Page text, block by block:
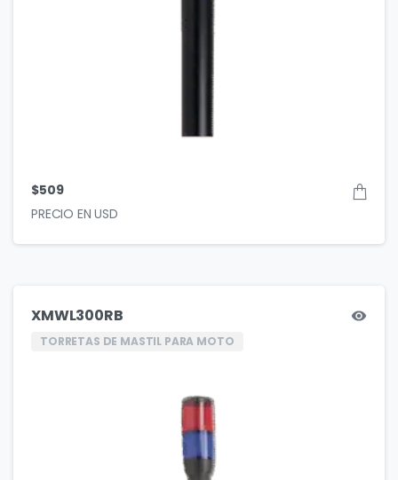
$509
XMWL300RB
TORRETAS DE MASTIL PARA MOTO